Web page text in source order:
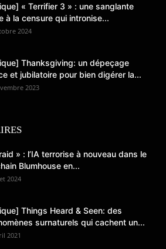
« Terrifier 3 » : une sanglante
à la censure qui intronise...
2024
Thanksgiving: un dépeçage
et jubilatoire pour bien digérer la...
2023
» : l’IA terrorise à nouveau dans le
Blumhouse en...
2024
Things Heard & Seen: des
surnaturels qui cachent un...
2021